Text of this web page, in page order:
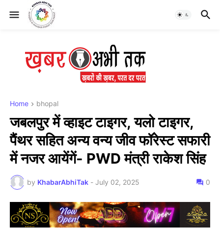
Home bhopal
जबलपुर में व्हाइट टाइगर, यलो टाइगर,
पैंथर सहित अन्य वन्य जीव फॉरेस्ट सफारी
में नजर आयेंगें- PWD मंत्री राकेश सिंह
by KhabarAbhiTak - July 02, 2025 0